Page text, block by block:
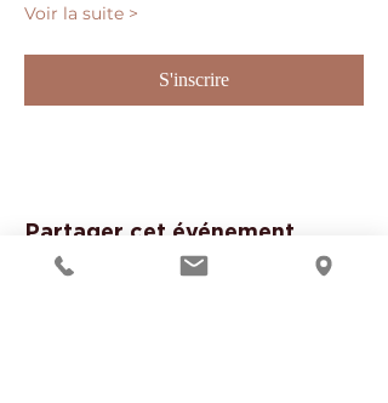
Voir la suite >
S'inscrire
Partager cet événement